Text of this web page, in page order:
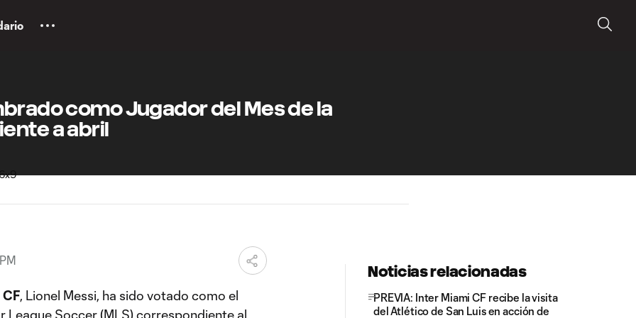
como Jugador del Mes de la
a abril
, Lionel Messi, ha sido votado como el
League Soccer (MLS) correspondiente al
Noticias relacionadas
PREVIA: Inter Miami CF recibe la visita
del Atlético de San Luis en acción de